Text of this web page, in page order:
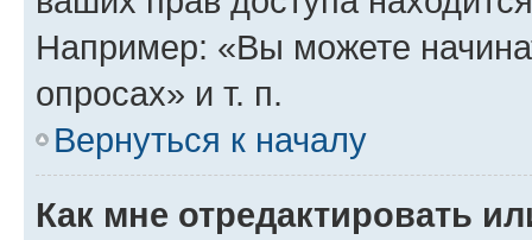
Например: «Вы можете
опросах» и т. п.
Вернуться к началу
Как мне отредактировать